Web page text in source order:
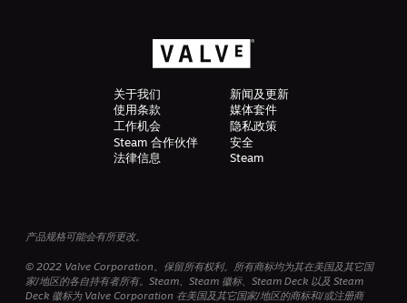
关于我们
新闻及更新
使用条款
媒体套件
工作机会
隐私政策
Steam 合作伙伴
安全
法律信息
Steam
产品规格可能会有所更改。
© 2022 Valve Corporation。保留所有权利。所有商标均为其在美国及其它国
家/地区的各自持有者所有。Steam、Steam 徽标、Steam Deck 以及 Steam
Deck 徽标为 Valve Corporation 在美国及其它国家/地区的商标和/或注册商